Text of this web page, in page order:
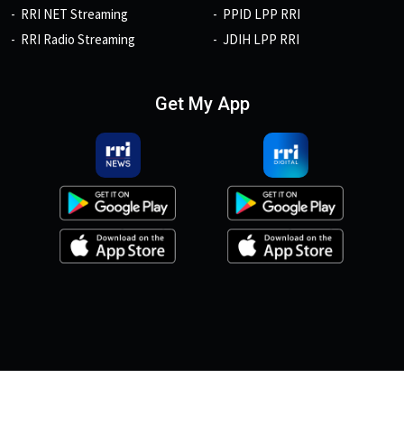
RRI NET Streaming
RRI Radio Streaming
PPID LPP RRI
JDIH LPP RRI
Get My App